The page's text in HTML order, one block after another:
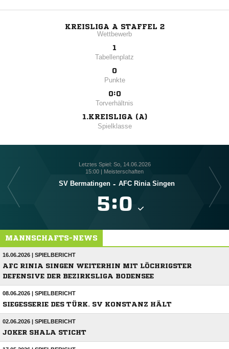
KREISLIGA A STAFFEL 2
Wettbewerb
1
Tabellenplatz
0
Punkte
0:0
Torverhältnis
1.KREISLIGA (A)
Spielklasse
Letztes Spiel: So, 14.06.2026
15:00 | Meisterschaften
SV Bermatingen - AFC Rinia Singen
:
MANNSCHAFTS-NEWS
16.06.2026 | SPIELBERICHT
AFC RINIA SINGEN WEITERHIN MIT LÖCHRIGSTER
DEFENSIVE DER BEZIRKSLIGA BODENSEE
08.06.2026 | SPIELBERICHT
SIEGESSERIE DES TÜRK. SV KONSTANZ HÄLT
02.06.2026 | SPIELBERICHT
JOKER SHALA STICHT